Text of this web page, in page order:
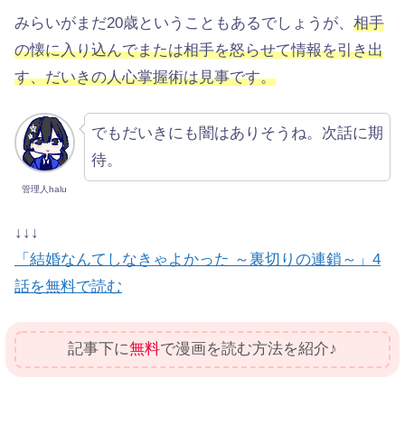
みらいがまだ20歳ということもあるでしょうが、 相手
の懐に入り込んでまたは相手を怒らせて情報を引き出
す、だいきの人心掌握術は見事です。
管理人halu
でもだいきにも闇はありそうね。次話に期
待。
↓↓↓
「結婚なんてしなきゃよかった ～裏切りの連鎖～」4
話を無料で読む
記事下に無料で漫画を読む方法を紹介♪